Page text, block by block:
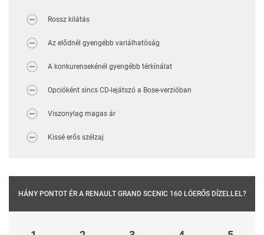
Rossz kilátás
Az elődnél gyengébb variálhatóság
A konkurensekénél gyengébb térkínálat
Opcióként sincs CD-lejátszó a Bose-verzióban
Viszonylag magas ár
Kissé erős szélzaj
HÁNY PONTOT ÉR A RENAULT GRAND SCENIC 160 LÓERŐS DÍZELLEL?